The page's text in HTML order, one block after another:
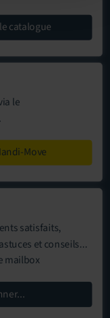
le catalogue
le
Move
satisfaits,
et conseils...
mailbox